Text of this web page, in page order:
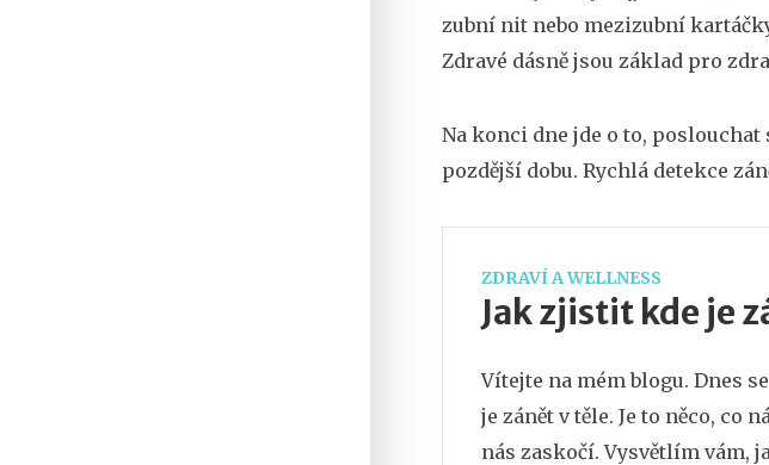
zubní nit nebo mezizubní
Zdravé dásně jsou základ pro
Na konci dne jde o to, poslouchat
pozdější dobu. Rychlá detekce
ZDRAVÍ A WELLNESS
Jak zjistit kde je
Vítejte na mém blogu. Dnes
je zánět v těle. Je to něco, co
nás zaskočí. Vysvětlím vám,